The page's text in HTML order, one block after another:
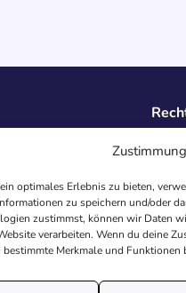
optimales Erlebnis zu bieten,
zu speichern und/oder
zustimmst, können wir Daten
verarbeiten. Wenn du deine
bestimmte Merkmale und Funktionen
AGB